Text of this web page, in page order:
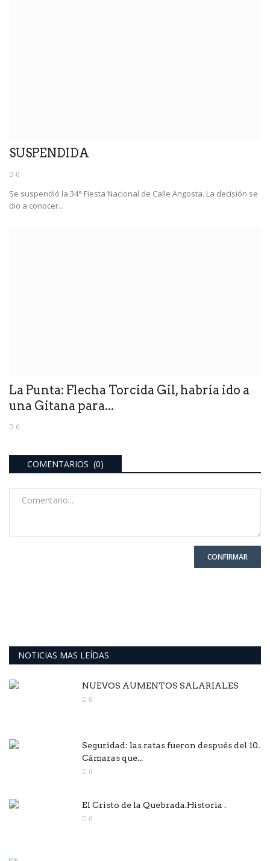
SUSPENDIDA
0
Se suspendió la 34° Fiesta Nacional de Calle Angosta. La decisión se
dio a conocer...
La Punta: Flecha Torcida Gil, habría ido a
una Gitana para...
0
COMENTARIOS (0)
CONFIRMAR
NOTICIAS MAS LEÍDAS
NUEVOS AUMENTOS SALARIALES
0
Seguridad: las ratas fueron después del 10.
Cámaras que...
0
El Cristo de la Quebrada.Historia .
0